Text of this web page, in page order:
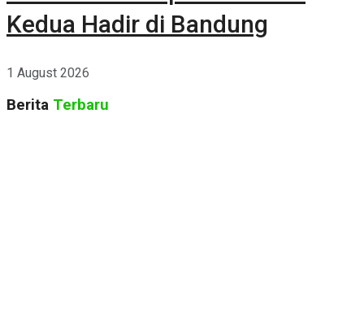
Kedua Hadir di Bandung
1 August 2026
Berita Terbaru